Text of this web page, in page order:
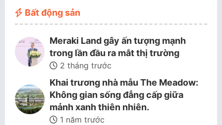
Bất động sản
Meraki Land gây ấn tượng mạnh
trong lần đầu ra mắt thị trường
2 tháng trước
Khai trương nhà mẫu The Meadow:
Không gian sống đẳng cấp giữa
mảnh xanh thiên nhiên.
1 năm trước